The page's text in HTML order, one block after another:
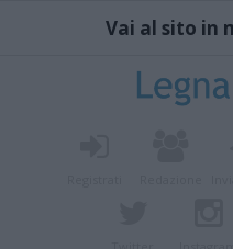
Vai al sito in